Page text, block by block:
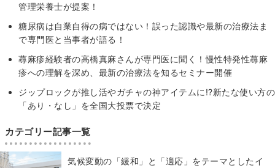
管理栄養士が提案！
糖尿病は自業自得の病ではない！誤った認識や最新の治療法ま
で専門医と当事者が語る！
蕁麻疹経験者の高橋真麻さんが専門医に聞く！慢性特発性蕁麻
疹への理解を深め、最新の治療法を知るセミナー開催
ジップロックが推し活やガチャの神アイテムに!?新たな使い方の
「あり・なし」を全国大投票で決定
カテゴリー記事一覧
気候変動の「緩和」と「適応」をテーマとしたイ